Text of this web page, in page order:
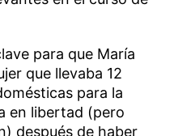
para que María
que llevaba 12
para la
en libertad (pero
después de haber